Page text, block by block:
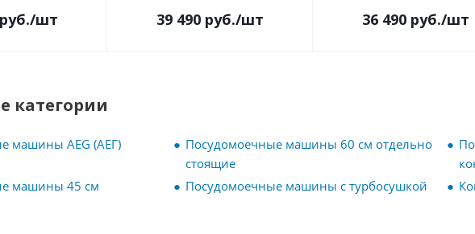
руб./шт 39 490 руб./шт 36 490 руб./шт
категории
машины AEG (АЕГ)
Посудомоечные машины 60 см отдельно
стоящие
машины 45 см
Посудомоечные машины с турбосушкой